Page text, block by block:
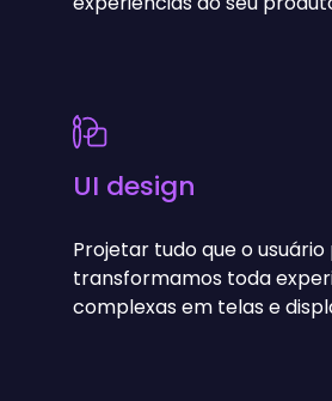
UI design
Projetar tudo que o usuário
transformamos toda
complexas em telas e